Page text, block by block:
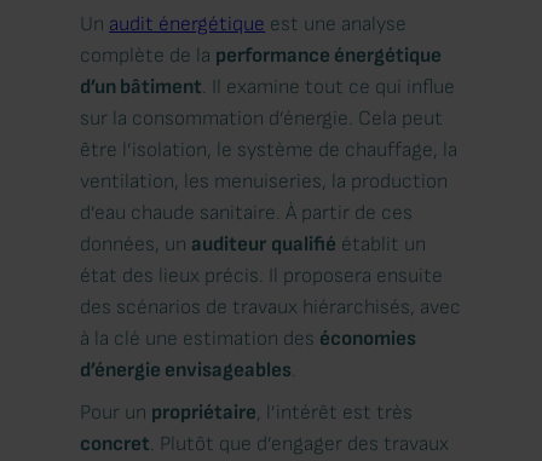
Un audit énergétique est une analyse
complète de la performance énergétique
d’un bâtiment. Il examine tout ce qui influe
sur la consommation d’énergie. Cela peut
être l’isolation, le système de chauffage, la
ventilation, les menuiseries, la production
d’eau chaude sanitaire. À partir de ces
données, un auditeur qualifié établit un
état des lieux précis. Il proposera ensuite
des scénarios de travaux hiérarchisés, avec
à la clé une estimation des économies
d’énergie envisageables.
Pour un propriétaire, l’intérêt est très
concret. Plutôt que d’engager des travaux